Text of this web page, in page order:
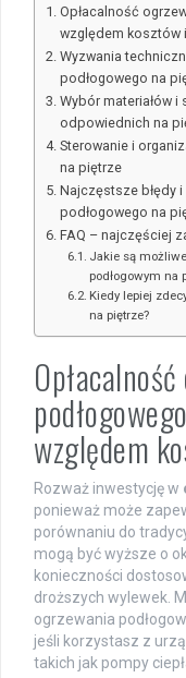
Opłacalność
względem kosztów
Wyzwania
podłogowego na
Wybór materiałów
odpowiednich na
Sterowanie i
na piętrze
Najczęstsze błędy
podłogowego na
FAQ – najczęściej
Jakie są
podłogowym na
Kiedy lepiej
na piętrze?
względem
Rozważ inwestycję w
ponieważ może
porównaniu do
mogą być wyższe o
konieczności
droższych wylewek.
ogrzewania
jeśli korzystasz z
takich jak pompy